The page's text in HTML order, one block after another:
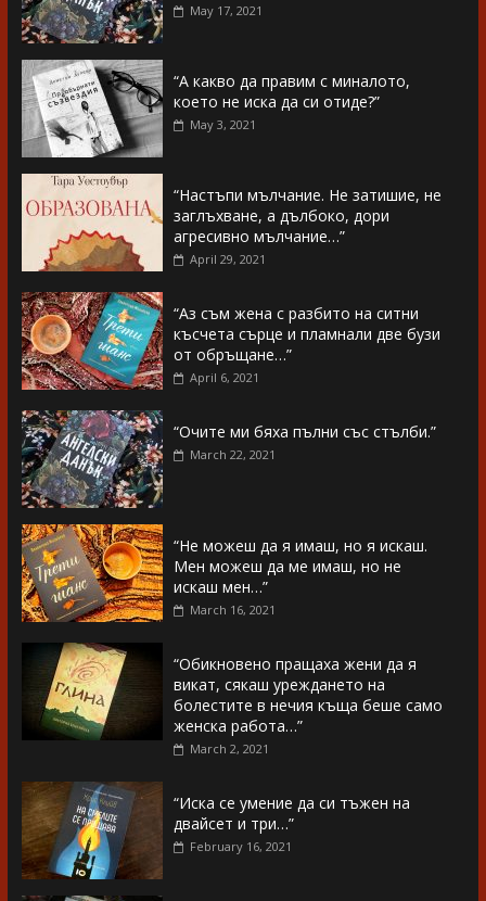
May 17, 2021
“А какво да правим с миналото,
което не иска да си отиде?”
May 3, 2021
“Настъпи мълчание. Не затишие, не
заглъхване, а дълбоко, дори
агресивно мълчание…”
April 29, 2021
“Аз съм жена с разбито на ситни
късчета сърце и пламнали две бузи
от обръщане…”
April 6, 2021
“Очите ми бяха пълни със стълби.”
March 22, 2021
“Не можеш да я имаш, но я искаш.
Мен можеш да ме имаш, но не
искаш мен…”
March 16, 2021
“Обикновено пращаха жени да я
викат, сякаш уреждането на
болестите в нечия къща беше само
женска работа…”
March 2, 2021
“Иска се умение да си тъжен на
двайсет и три…”
February 16, 2021